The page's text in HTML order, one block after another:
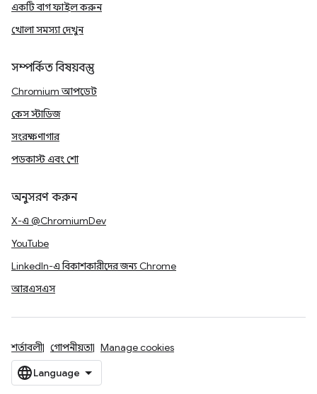
একটি বাগ ফাইল করুন
খোলা সমস্যা দেখুন
সম্পর্কিত বিষয়বস্তু
Chromium আপডেট
কেস স্টাডিজ
সংরক্ষণাগার
পডকাস্ট এবং শো
অনুসরণ করুন
X-এ @ChromiumDev
YouTube
LinkedIn-এ বিকাশকারীদের জন্য Chrome
আরএসএস
শর্তাবলী গোপনীয়তা Manage cookies